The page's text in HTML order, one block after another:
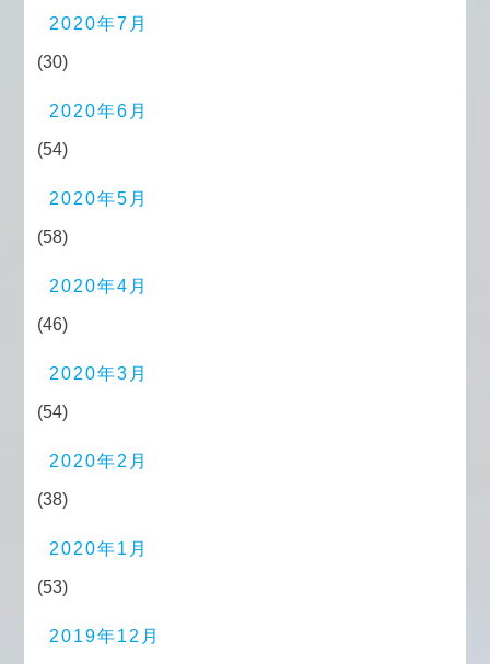
2020年7月
(30)
2020年6月
(54)
2020年5月
(58)
2020年4月
(46)
2020年3月
(54)
2020年2月
(38)
2020年1月
(53)
2019年12月